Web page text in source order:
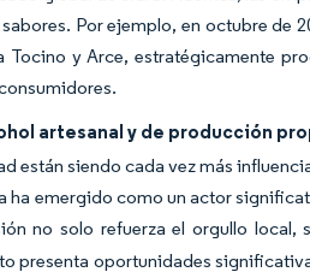
Por ejemplo, en octubre de
Tocino y Arce, estratégicamente
artesanal y de producción
están siendo cada vez más
ha emergido como un actor
no solo refuerza el orgullo
presenta oportunidades